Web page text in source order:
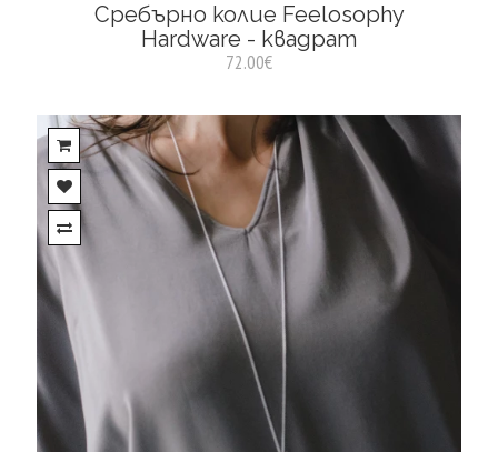
Сребърно колие Feelosophy
Hardware - квадрат
72.00€